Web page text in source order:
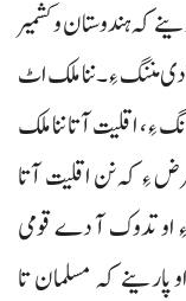
کہ ہندوستان و کشمیر
مننگ ءِ۔ ننا ملک اٹ
ءِ، اقلیت آتا ننا ملک
ءِ کہ نن اقلیت آتا
ءِ او تدوک آ دے قومی
کہ مسلمان تا